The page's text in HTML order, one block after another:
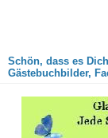
Schön, dass es
Gästebuchbilder,